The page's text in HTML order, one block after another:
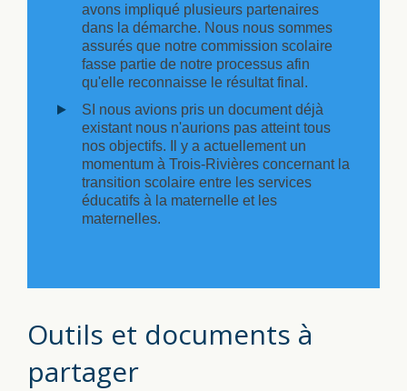
avons impliqué plusieurs partenaires
dans la démarche. Nous nous sommes
assurés que notre commission scolaire
fasse partie de notre processus afin
qu'elle reconnaisse le résultat final.
SI nous avions pris un document déjà
existant nous n'aurions pas atteint tous
nos objectifs. Il y a actuellement un
momentum à Trois-Rivières concernant la
transition scolaire entre les services
éducatifs à la maternelle et les
maternelles.
Outils et documents à
partager